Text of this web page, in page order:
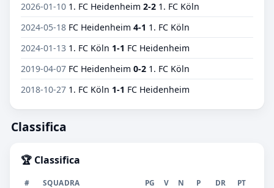
2026-01-10 1. FC Heidenheim 2-2 1. FC Köln
2024-05-18 FC Heidenheim 4-1 1. FC Köln
2024-01-13 1. FC Köln 1-1 FC Heidenheim
2019-04-07 FC Heidenheim 0-2 1. FC Köln
2018-10-27 1. FC Köln 1-1 FC Heidenheim
Classifica
🏆 Classifica
# SQUADRA PG V N P DR PT